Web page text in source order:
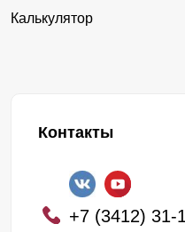
Калькулятор
Контакты
+7 (3412) 31-